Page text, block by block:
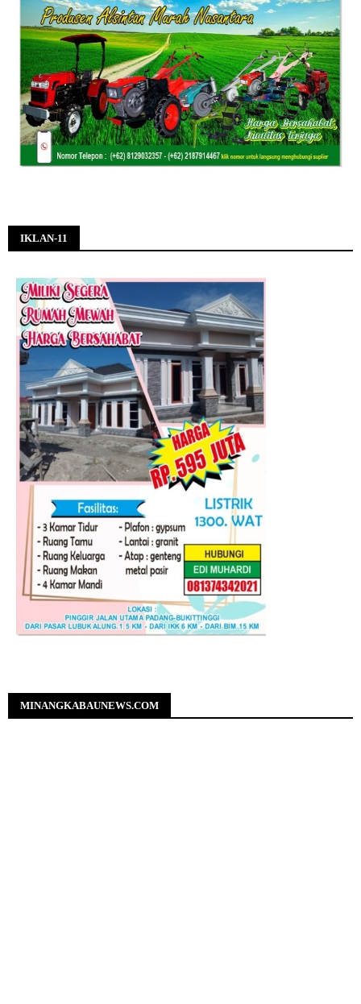
IKLAN-11
MINANGKABAUNEWS.COM